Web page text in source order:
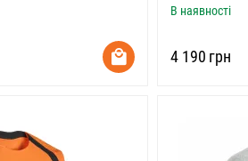
В наявності
‍4 190‍ грн